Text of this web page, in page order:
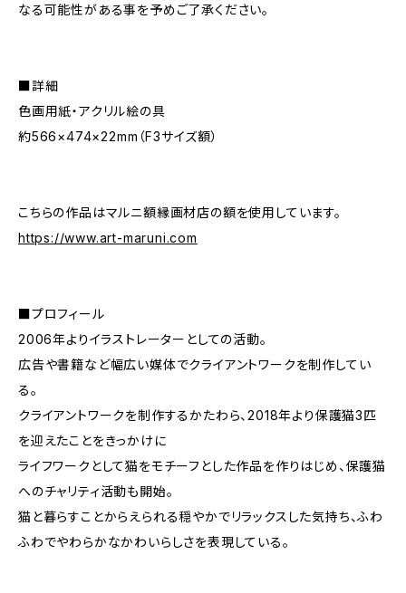
なる可能性がある事を予めご了承ください。
■詳細
色画用紙・アクリル絵の具
約566×474×22mm（F3サイズ額）
こちらの作品はマルニ額縁画材店の額を使用しています。
https://www.art-maruni.com
■プロフィール
2006年よりイラストレーターとしての活動。
広告や書籍など幅広い媒体でクライアントワークを制作してい
る。
クライアントワークを制作するかたわら、2018年より保護猫3匹
を迎えたことをきっかけに
ライフワークとして猫をモチーフとした作品を作りはじめ、保護猫
へのチャリティ活動も開始。
猫と暮らすことからえられる穏やかでリラックスした気持ち、ふわ
ふわでやわらかなかわいらしさを表現している。